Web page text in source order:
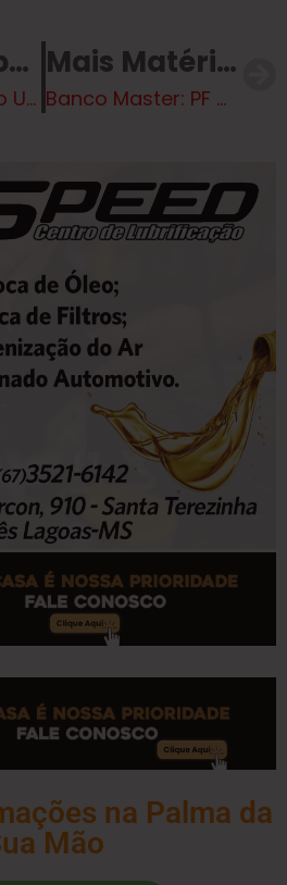
Veja Também
Ex-campeão do UFC, Cigano sofre nocaute brutal em evento da Netflix
Mais Matérias
Banco Master: PF prende alvo da Compliance Zero que estava foragido
na Palma da
Mão